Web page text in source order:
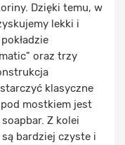
Dzięki temu, w
lekki i
oraz trzy
klasyczne
mostkiem jest
Z kolei
bardziej czyste i